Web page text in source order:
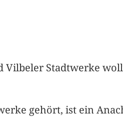
Vilbeler Stadtwerke
gehört, ist ein